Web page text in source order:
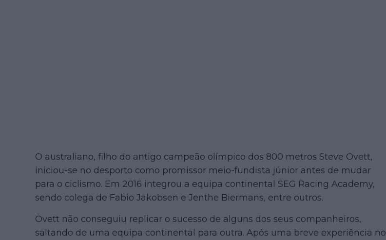
O australiano, filho do antigo campeão olímpico dos 800 metros Steve Ovett,
iniciou-se no desporto como promissor meio-fundista júnior antes de mudar
para o ciclismo. Em 2016 integrou a equipa continental SEG Racing Academy,
sendo colega de Fabio Jakobsen e Jenthe Biermans, entre outros.
Ovett não conseguiu replicar o sucesso de alguns dos seus companheiros,
saltando de uma equipa continental para outra. Após uma breve experiência no